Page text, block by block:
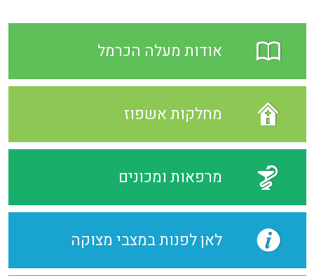
אודות מעלה הכרמל
מחלקות אשפוז
מרפאות ומכונים
לאן לפנות במצבי מצוקה